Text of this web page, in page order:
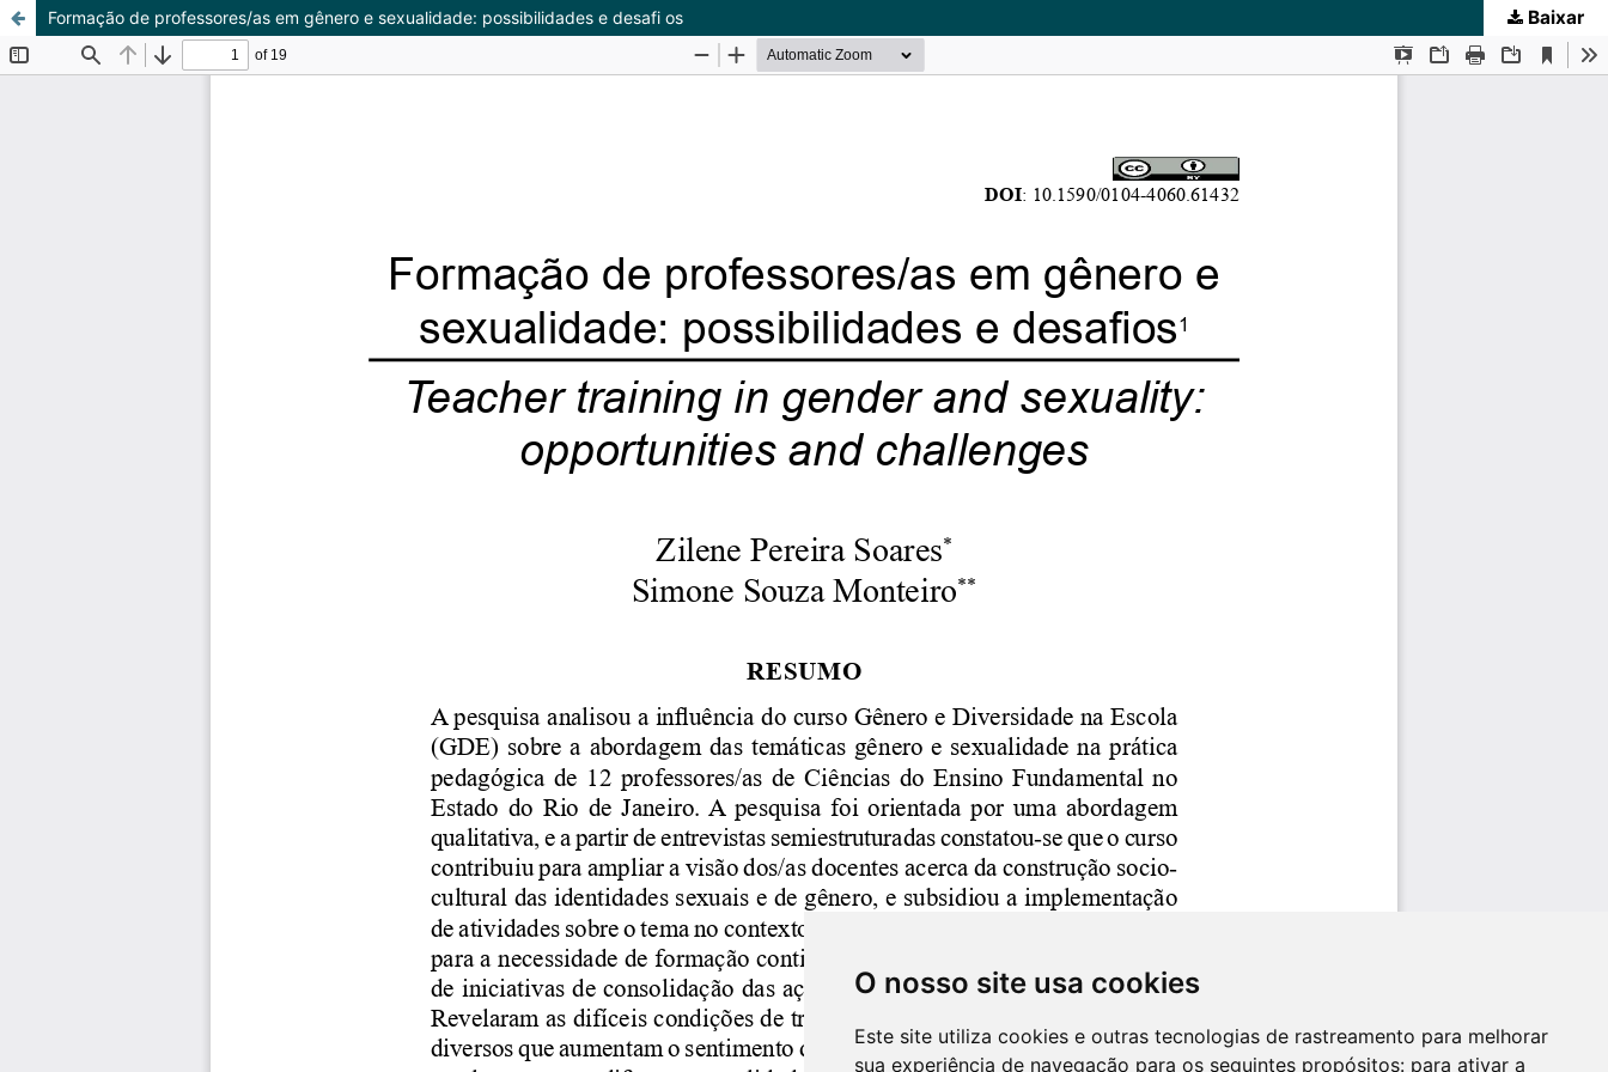
O nosso site usa cookies
Este site utiliza cookies e outras tecnologias de rastreamento para melhorar
sua experiência de navegação para os seguintes propósitos: para ativar a
Formação de professores/as em gênero e sexualidade: possibilidades e desafi os Baixar